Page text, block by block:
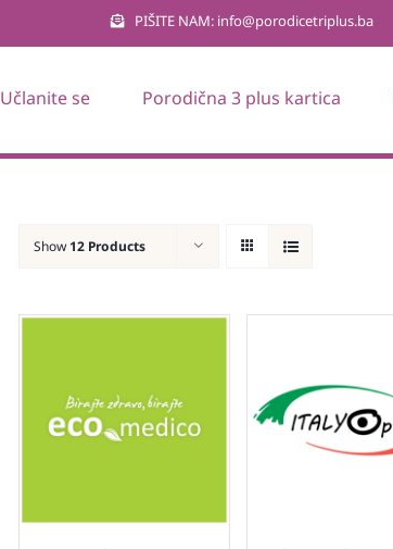
PIŠITE NAM: info@porodicetriplus.ba
Učlanite se Porodična 3 plus kartica
Show 12 Products